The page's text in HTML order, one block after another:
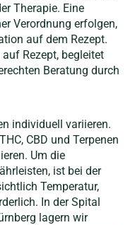
Therapie. Eine
Verordnung erfolgen,
auf dem Rezept.
Rezept, begleitet
Beratung durch
individuell variieren.
CBD und Terpenen
Um die
ist bei der
Temperatur,
In der Spital
lagern wir